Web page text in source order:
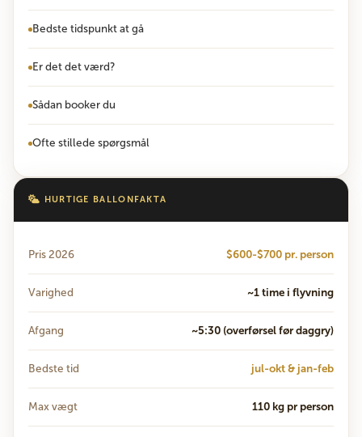
Bedste tidspunkt at gå
Er det det værd?
Sådan booker du
Ofte stillede spørgsmål
HURTIGE BALLONFAKTA
Pris 2026 $600-$700 pr. person
Varighed ~1 time i flyvning
Afgang ~5:30 (overførsel før daggry)
Bedste tid jul-okt & jan-feb
Max vægt 110 kg pr person